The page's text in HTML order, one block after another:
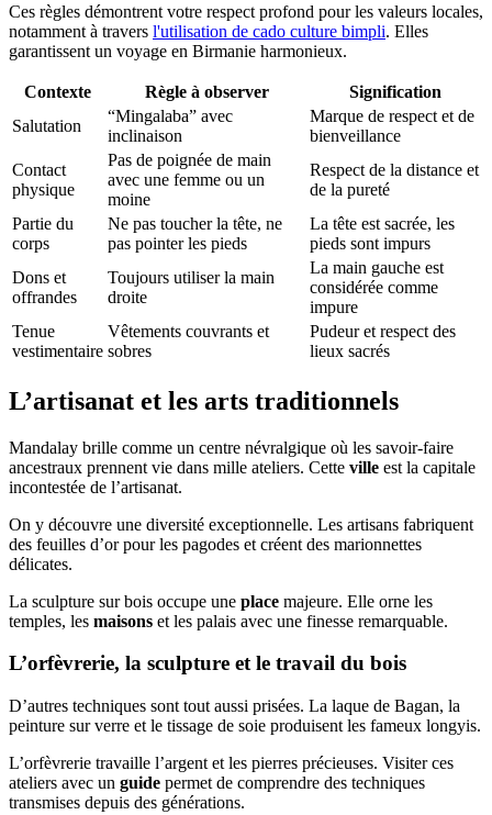
Ces règles démontrent votre respect profond pour les valeurs locales,
notamment à travers l'utilisation de cado culture bimpli. Elles
garantissent un voyage en Birmanie harmonieux.
Contexte Règle à observer
Signification
Salutation
“Mingalaba” avec
inclinaison
Marque de respect et de
bienveillance
Contact
physique
Pas de poignée de main
avec une femme ou un
moine
Respect de la distance et
de la pureté
Partie du
corps
Ne pas toucher la tête, ne
pas pointer les pieds
La tête est sacrée, les
pieds sont impurs
Dons et
offrandes
Toujours utiliser la main
droite
La main gauche est
considérée comme
impure
Tenue
vestimentaire
Vêtements couvrants et
sobres
Pudeur et respect des
lieux sacrés
L’artisanat et les arts traditionnels
Mandalay brille comme un centre névralgique où les savoir-faire
ancestraux prennent vie dans mille ateliers. Cette ville est la capitale
incontestée de l’artisanat.
On y découvre une diversité exceptionnelle. Les artisans fabriquent
des feuilles d’or pour les pagodes et créent des marionnettes
délicates.
La sculpture sur bois occupe une place majeure. Elle orne les
temples, les maisons et les palais avec une finesse remarquable.
L’orfèvrerie, la sculpture et le travail du bois
D’autres techniques sont tout aussi prisées. La laque de Bagan, la
peinture sur verre et le tissage de soie produisent les fameux longyis.
L’orfèvrerie travaille l’argent et les pierres précieuses. Visiter ces
ateliers avec un guide permet de comprendre des techniques
transmises depuis des générations.